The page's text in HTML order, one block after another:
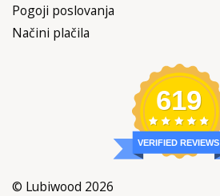
Pogoji poslovanja
Načini plačila
619
VERIFIED REVIEWS
© Lubiwood 2026